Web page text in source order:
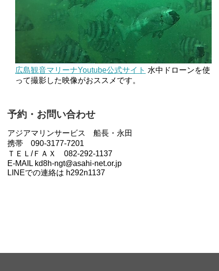
広島観音マリーナYoutube公式サイト 水中ドローンを使
って撮影した映像がおススメです。
予約・お問い合わせ
アジアマリンサービス 船長・永田
携帯 090-3177-7201
ＴＥＬ/ＦＡＸ 082-292-1137
E-MAIL kd8h-ngt@asahi-net.or.jp
LINEでの連絡は h292n1137